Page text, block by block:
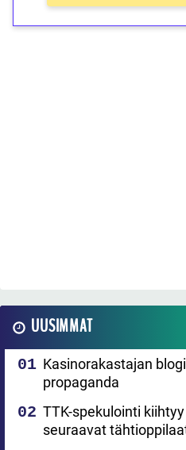
UUSIMMAT
Kasinorakastajan
propaganda
TTK-spekulointi
seuraavat